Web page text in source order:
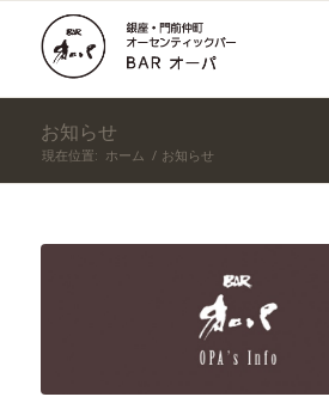
お知らせ
現在位置: ホーム / お知らせ